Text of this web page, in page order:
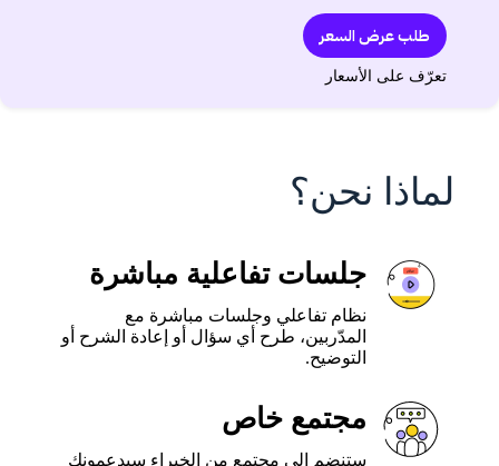
طلب عرض السعر
تعرّف على الأسعار
لماذا نحن؟
جلسات تفاعلية مباشرة
نظام تفاعلي وجلسات مباشرة مع
المدّربين، طرح أي سؤال أو إعادة الشرح أو
التوضيح.
مجتمع خاص
ستنضم إلى مجتمع من الخبراء سيدعمونك